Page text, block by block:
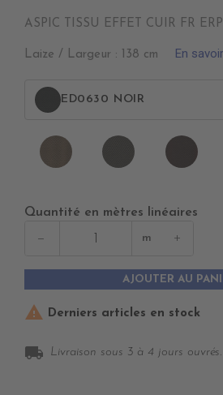
ASPIC TISSU EFFET CUIR FR
Laize / Largeur : 138 cm En
ED0630 NOIR
ED0570
CANON
ED0590
BETA
Quantité en mètres linéaires
− m +
AJOUTER AU
 Derniers articles en stock
local_shipping Livraison sous 3 à 4 jours ouvrés.